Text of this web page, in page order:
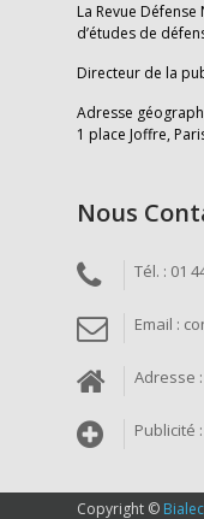
La Revue
d’études de
Directeur de la
Adresse
1 place Joffre,
Nous
Tél. : 01
Email :
Adresse
Publicité
Copyright © Bialec